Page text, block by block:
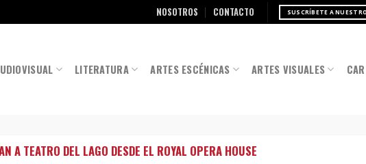
NOSOTROS CONTACTO SUSCRÍBETE A
LITERATURA ARTES ESCÉNICAS ARTES VISUALES
A TEATRO DEL LAGO DESDE EL ROYAL OPERA HOUSE